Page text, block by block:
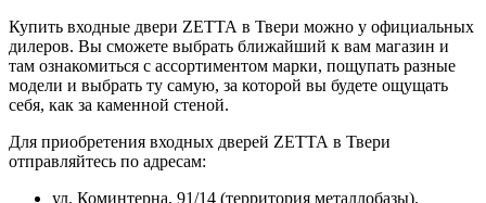
Купить входные двери ZЕТТА в Твери можно у официальных
дилеров. Вы сможете выбрать ближайший к вам магазин и
там ознакомиться с ассортиментом марки, пощупать разные
модели и выбрать ту самую, за которой вы будете ощущать
себя, как за каменной стеной.
Для приобретения входных дверей ZЕТТА в Твери
отправляйтесь по адресам:
ул. Коминтерна, 91/14 (территория металлобазы),